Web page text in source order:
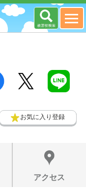
お気に入り登録
アクセス